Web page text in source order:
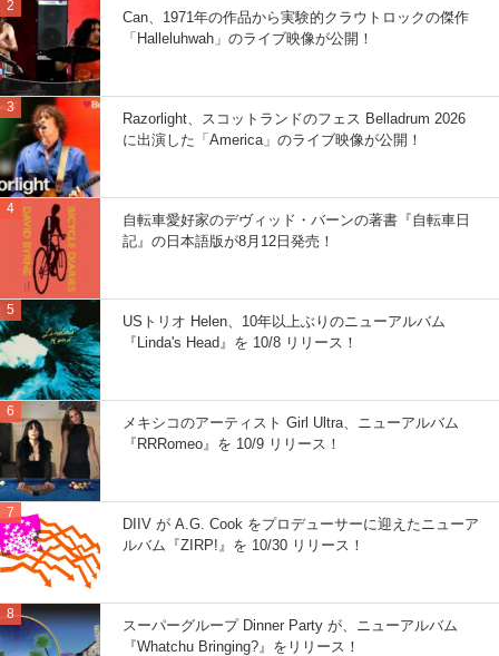
Can、1971年の作品から実験的クラウトロックの傑作
「Halleluhwah」のライブ映像が公開！
Razorlight、スコットランドのフェス Belladrum 2026
に出演した「America」のライブ映像が公開！
自転車愛好家のデヴィッド・バーンの著書『自転車日
記』の日本語版が8月12日発売！
USトリオ Helen、10年以上ぶりのニューアルバム
『Linda's Head』を 10/8 リリース！
メキシコのアーティスト Girl Ultra、ニューアルバム
『RRRomeo』を 10/9 リリース！
DIIV が A.G. Cook をプロデューサーに迎えたニューア
ルバム『ZIRP!』を 10/30 リリース！
スーパーグループ Dinner Party が、ニューアルバム
『Whatchu Bringing?』をリリース！